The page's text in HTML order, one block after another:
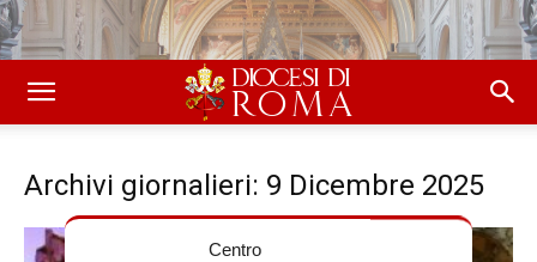
Centro
Archivi giornalieri: 9 Dicembre 2025